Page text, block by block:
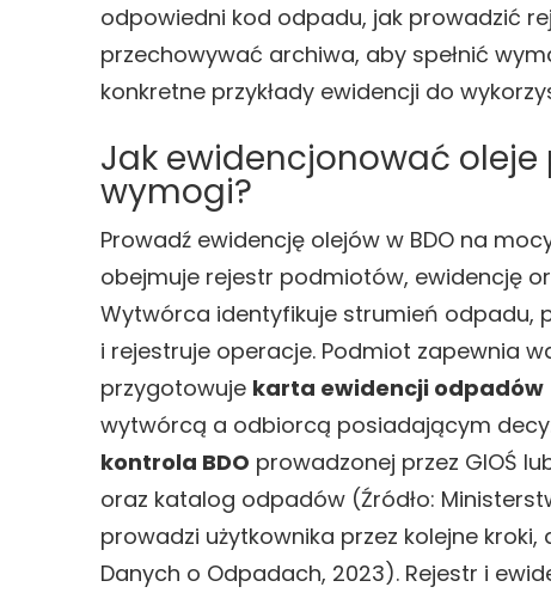
odpowiedni kod odpadu, jak prowadzić
przechowywać archiwa, aby spełnić
konkretne przykłady ewidencji do
Jak ewidencjonować oleje
wymogi?
Prowadź ewidencję olejów w BDO na
obejmuje rejestr podmiotów, ewidencję
Wytwórca identyfikuje strumień odpadu,
i rejestruje operacje. Podmiot zapewnia
przygotowuje karta ewidencji odpadów
wytwórcą a odbiorcą posiadającym
kontrola BDO prowadzonej przez GIOŚ
oraz katalog odpadów (Źródło:
prowadzi użytkownika przez kolejne
Danych o Odpadach, 2023). Rejestr i